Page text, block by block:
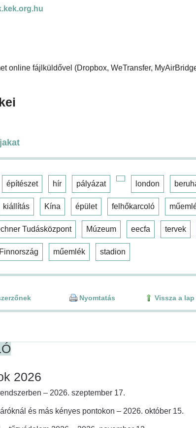
online fájlküldővel (Dropbox, WeTransfer,
építészet hír pályázat london
kiállítás Kína épület felhőkarcoló
Tudásközpont Múzeum eecfa tervek
Finnország műemlék stadion
Nyomtatás Vissza a
2026
– 2026. szeptember 17.
és más kényes pontokon – 2026. október 15.